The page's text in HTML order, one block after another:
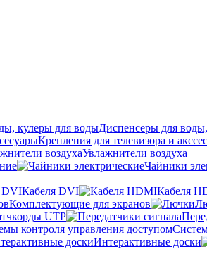
Диспенсеры для
Крепления для телевизора и
Увлажнители воздуха
Чайники
Кабеля DVI Кабеля
Комплектующие для экранов
UTP
Интерактивные доски